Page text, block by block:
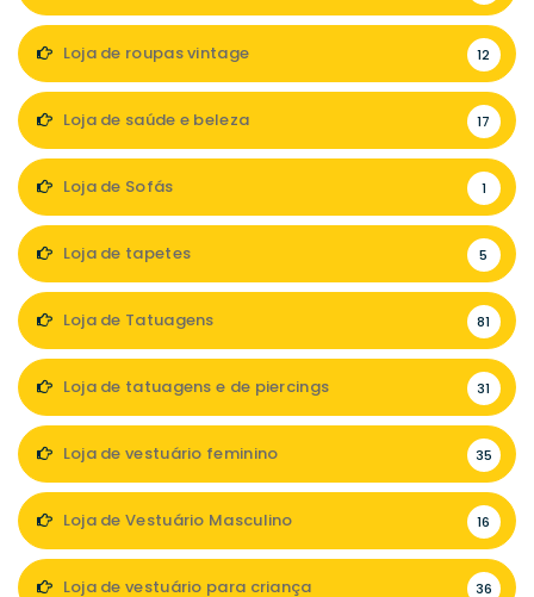
Loja de roupas vintage 12
Loja de saúde e beleza 17
Loja de Sofás 1
Loja de tapetes 5
Loja de Tatuagens 81
Loja de tatuagens e de piercings 31
Loja de vestuário feminino 35
Loja de Vestuário Masculino 16
Loja de vestuário para criança 36